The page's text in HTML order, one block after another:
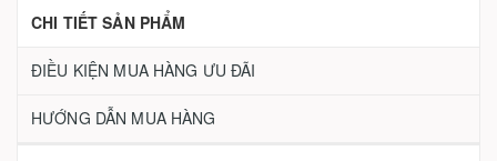
CHI TIẾT SẢN PHẨM
ĐIỀU KIỆN MUA HÀNG ƯU ĐÃI
HƯỚNG DẪN MUA HÀNG